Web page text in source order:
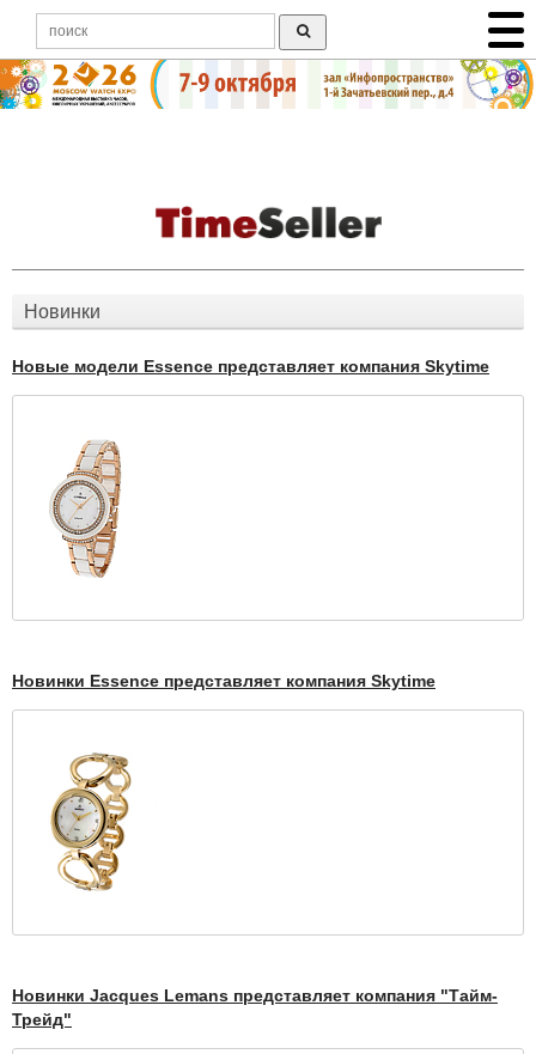
Новинки
Новые модели Essence представляет компания Skytime
Новинки Essence представляет компания Skytime
Новинки Jacques Lemans представляет компания "Тайм-
Трейд"